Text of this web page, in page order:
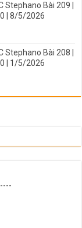
Stephano Bài 209 |
| 8/5/2026
Stephano Bài 208 |
| 1/5/2026